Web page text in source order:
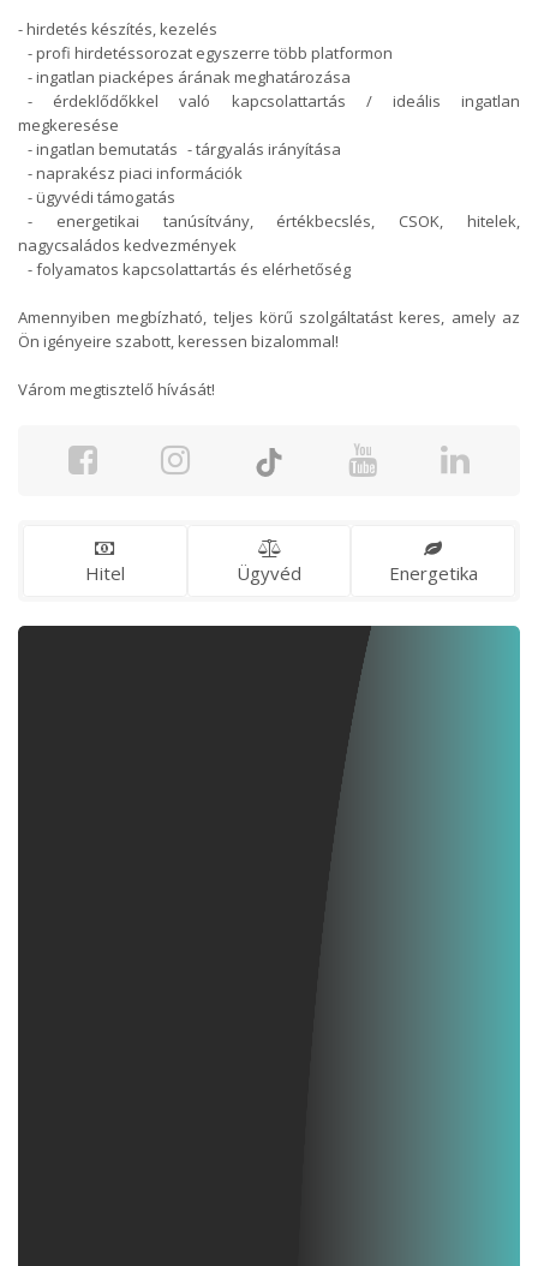
- hirdetés készítés, kezelés
- profi hirdetéssorozat egyszerre több platformon
- ingatlan piacképes árának meghatározása
- érdeklődőkkel való kapcsolattartás / ideális ingatlan
megkeresése
- ingatlan bemutatás - tárgyalás irányítása
- naprakész piaci információk
- ügyvédi támogatás
- energetikai tanúsítvány, értékbecslés, CSOK, hitelek,
nagycsaládos kedvezmények
- folyamatos kapcsolattartás és elérhetőség
Amennyiben megbízható, teljes körű szolgáltatást keres, amely az
Ön igényeire szabott, keressen bizalommal!
Várom megtisztelő hívását!
Hitel Ügyvéd Energetika